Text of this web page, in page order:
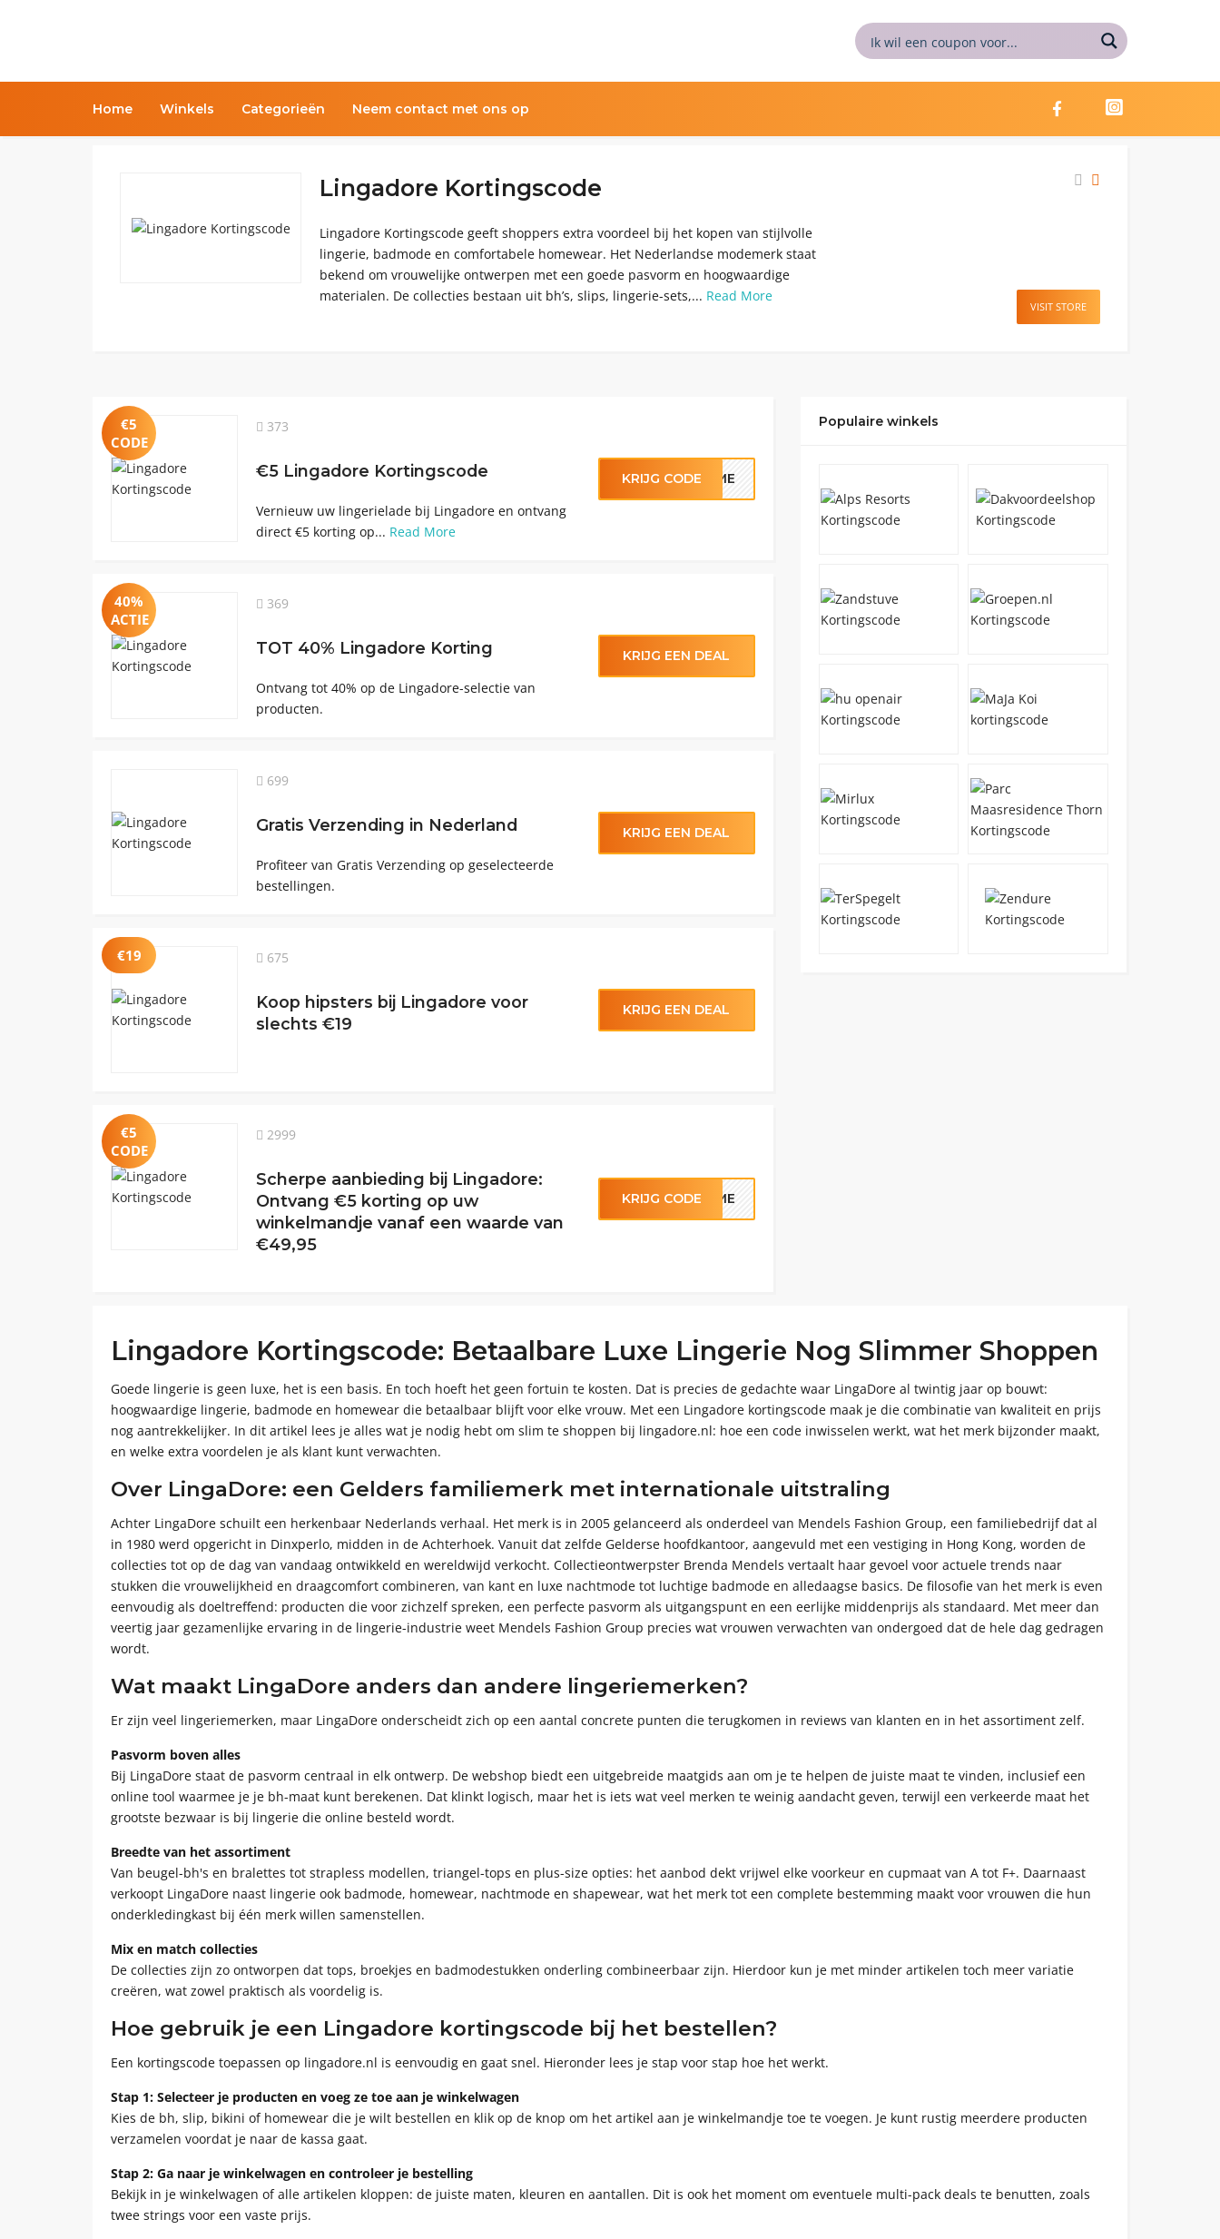
Home Winkels Categorieën Neem contact met ons op
Lingadore Kortingscode
Lingadore Kortingscode geeft shoppers extra voordeel bij het kopen van stijlvolle
lingerie, badmode en comfortabele homewear. Het Nederlandse modemerk staat
bekend om vrouwelijke ontwerpen met een goede pasvorm en hoogwaardige
materialen. De collecties bestaan uit bh’s, slips, lingerie-sets,... Read More
VISIT STORE
€5
CODE
373
€5 Lingadore Kortingscode
Vernieuw uw lingerielade bij Lingadore en ontvang
direct €5 korting op... Read More
KRIJG CODECOME
40%
ACTIE
369
TOT 40% Lingadore Korting
Ontvang tot 40% op de Lingadore-selectie van
producten.
KRIJG EEN DEAL
699
Gratis Verzending in Nederland
Profiteer van Gratis Verzending op geselecteerde
bestellingen.
KRIJG EEN DEAL
€19 675
Koop hipsters bij Lingadore voor
slechts €19
KRIJG EEN DEAL
€5
CODE
2999
Scherpe aanbieding bij Lingadore:
Ontvang €5 korting op uw
winkelmandje vanaf een waarde van
€49,95
KRIJG CODECOME
Populaire winkels
Lingadore Kortingscode: Betaalbare Luxe Lingerie Nog Slimmer Shoppen
Goede lingerie is geen luxe, het is een basis. En toch hoeft het geen fortuin te kosten. Dat is precies de gedachte waar LingaDore al twintig jaar op bouwt:
hoogwaardige lingerie, badmode en homewear die betaalbaar blijft voor elke vrouw. Met een Lingadore kortingscode maak je die combinatie van kwaliteit en prijs
nog aantrekkelijker. In dit artikel lees je alles wat je nodig hebt om slim te shoppen bij lingadore.nl: hoe een code inwisselen werkt, wat het merk bijzonder maakt,
en welke extra voordelen je als klant kunt verwachten.
Over LingaDore: een Gelders familiemerk met internationale uitstraling
Achter LingaDore schuilt een herkenbaar Nederlands verhaal. Het merk is in 2005 gelanceerd als onderdeel van Mendels Fashion Group, een familiebedrijf dat al
in 1980 werd opgericht in Dinxperlo, midden in de Achterhoek. Vanuit dat zelfde Gelderse hoofdkantoor, aangevuld met een vestiging in Hong Kong, worden de
collecties tot op de dag van vandaag ontwikkeld en wereldwijd verkocht. Collectieontwerpster Brenda Mendels vertaalt haar gevoel voor actuele trends naar
stukken die vrouwelijkheid en draagcomfort combineren, van kant en luxe nachtmode tot luchtige badmode en alledaagse basics. De filosofie van het merk is even
eenvoudig als doeltreffend: producten die voor zichzelf spreken, een perfecte pasvorm als uitgangspunt en een eerlijke middenprijs als standaard. Met meer dan
veertig jaar gezamenlijke ervaring in de lingerie-industrie weet Mendels Fashion Group precies wat vrouwen verwachten van ondergoed dat de hele dag gedragen
wordt.
Wat maakt LingaDore anders dan andere lingeriemerken?
Er zijn veel lingeriemerken, maar LingaDore onderscheidt zich op een aantal concrete punten die terugkomen in reviews van klanten en in het assortiment zelf.
Pasvorm boven alles
Bij LingaDore staat de pasvorm centraal in elk ontwerp. De webshop biedt een uitgebreide maatgids aan om je te helpen de juiste maat te vinden, inclusief een
online tool waarmee je je bh-maat kunt berekenen. Dat klinkt logisch, maar het is iets wat veel merken te weinig aandacht geven, terwijl een verkeerde maat het
grootste bezwaar is bij lingerie die online besteld wordt.
Breedte van het assortiment
Van beugel-bh's en bralettes tot strapless modellen, triangel-tops en plus-size opties: het aanbod dekt vrijwel elke voorkeur en cupmaat van A tot F+. Daarnaast
verkoopt LingaDore naast lingerie ook badmode, homewear, nachtmode en shapewear, wat het merk tot een complete bestemming maakt voor vrouwen die hun
onderkledingkast bij één merk willen samenstellen.
Mix en match collecties
De collecties zijn zo ontworpen dat tops, broekjes en badmodestukken onderling combineerbaar zijn. Hierdoor kun je met minder artikelen toch meer variatie
creëren, wat zowel praktisch als voordelig is.
Hoe gebruik je een Lingadore kortingscode bij het bestellen?
Een kortingscode toepassen op lingadore.nl is eenvoudig en gaat snel. Hieronder lees je stap voor stap hoe het werkt.
Stap 1: Selecteer je producten en voeg ze toe aan je winkelwagen
Kies de bh, slip, bikini of homewear die je wilt bestellen en klik op de knop om het artikel aan je winkelmandje toe te voegen. Je kunt rustig meerdere producten
verzamelen voordat je naar de kassa gaat.
Stap 2: Ga naar je winkelwagen en controleer je bestelling
Bekijk in je winkelwagen of alle artikelen kloppen: de juiste maten, kleuren en aantallen. Dit is ook het moment om eventuele multi-pack deals te benutten, zoals
twee strings voor een vaste prijs.